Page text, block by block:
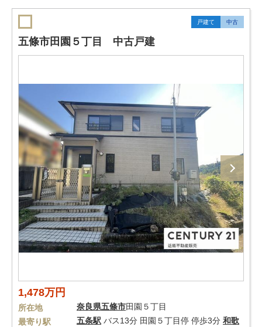
戸建て 中古
五條市田園５丁目 中古戸建
1,478万円
所在地 奈良県五條市田園５丁目
最寄り駅
五条駅 バス13分 田園５丁目停 停歩3分 和歌